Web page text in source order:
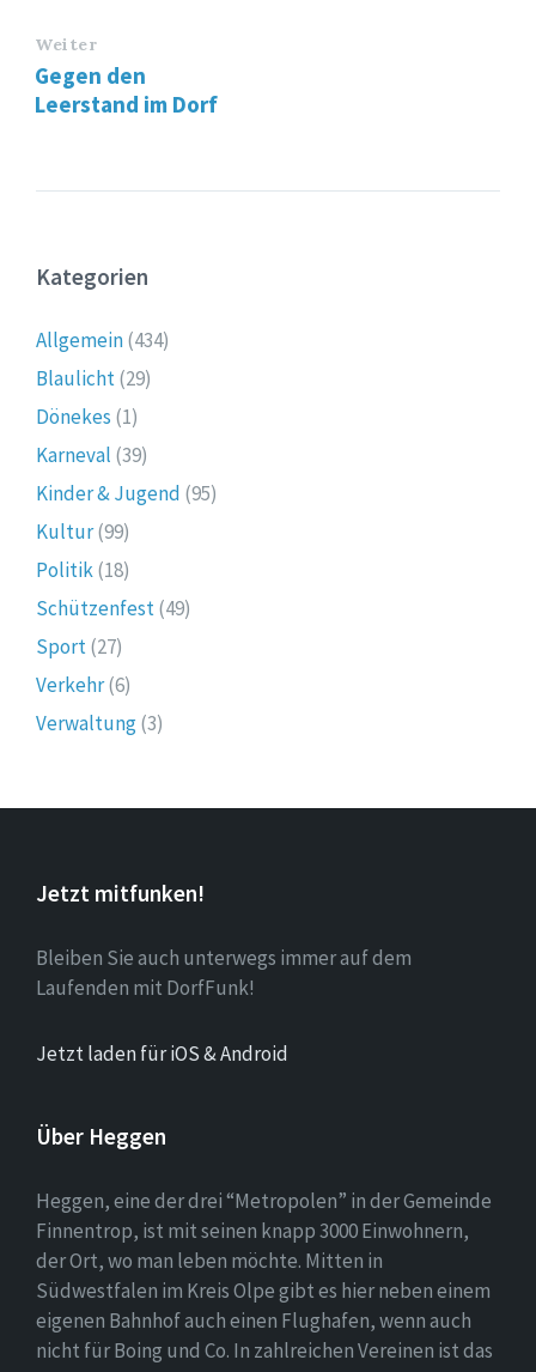
Weiter
Gegen den
Leerstand im Dorf
Kategorien
Allgemein(434)
Blaulicht(29)
Dönekes (1)
Karneval (39)
Kinder & Jugend (95)
Kultur(99)
Politik(18)
Schützenfest(49)
Sport(27)
Verkehr(6)
Verwaltung(3)
Jetzt mitfunken!
Bleiben Sie auch unterwegs immer auf dem
Laufenden mit DorfFunk!
Jetzt laden für iOS & Android
Über Heggen
Heggen, eine der drei “Metropolen” in der Gemeinde
Finnentrop, ist mit seinen knapp 3000 Einwohnern,
der Ort, wo man leben möchte. Mitten in
Südwestfalen im Kreis Olpe gibt es hier neben einem
eigenen Bahnhof auch einen Flughafen, wenn auch
nicht für Boing und Co. In zahlreichen Vereinen ist das